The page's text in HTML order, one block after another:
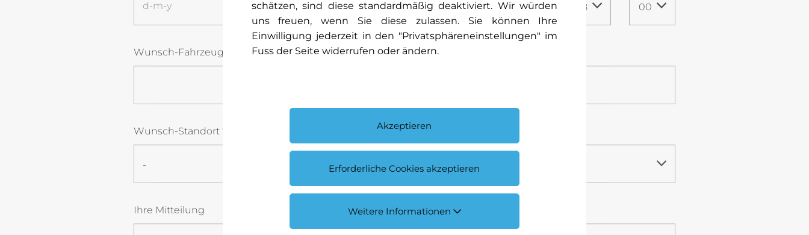
schätzen, sind diese standardmäßig deaktiviert. Wir würden
uns freuen, wenn Sie diese zulassen. Sie können Ihre
Einwilligung jederzeit in den "Privatsphäreneinstellungen" im
Fuss der Seite widerrufen oder ändern.
Akzeptieren
Erforderliche Cookies akzeptieren
Weitere Informationen
08 00
Wunsch-Fahrzeug
Wunsch-Standort *
-
Ihre Mitteilung